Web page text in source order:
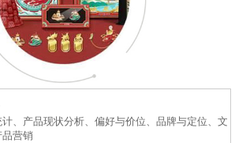
、产品现状分析、偏好与价位、品牌与定位、文
营销